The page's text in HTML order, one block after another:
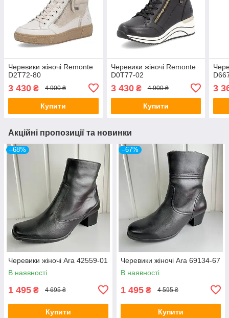
Черевики жіночі Remonte
D2T72-80
3 430 ₴ 4 900 ₴
Купити
Черевики жіночі Remonte
D0T77-02
3 430₴ 4 900 ₴
Купити
3
Акційні пропозиції та новинки
–68%
Черевики жіночі Ara 42559-01
В наявності
1 495 ₴ 4 695 ₴
Купити
–67%
Черевики жіночі Ara 69134-67
В наявності
1 495 ₴ 4 595 ₴
Купити